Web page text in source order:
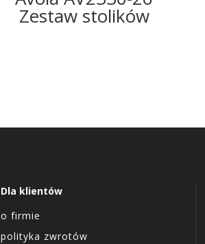
Zestaw stolików
Dla klientów
o firmie
polityka zwrotów